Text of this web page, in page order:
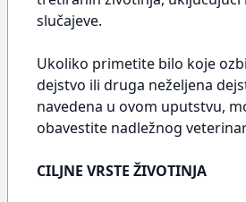
slučajeve.
Ukoliko primetite bilo koje
dejstvo ili druga neželjena
navedena u ovom uputstvu,
obavestite nadležnog
CILJNE VRSTE ŽIVOTINJA